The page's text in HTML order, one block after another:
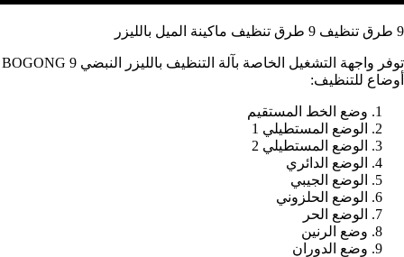
9 طرق تنظيف 9 طرق تنظيف ماكينة الميل بالليزر
توفر واجهة التشغيل الخاصة بآلة التنظيف بالليزر النبضي BOGONG 9
أوضاع للتنظيف:
وضع الخط المستقيم
الوضع المستطيلي 1
الوضع المستطيلي 2
الوضع الدائري
الوضع الجيبي
الوضع الحلزوني
الوضع الحر
وضع الرنين
وضع الدوران